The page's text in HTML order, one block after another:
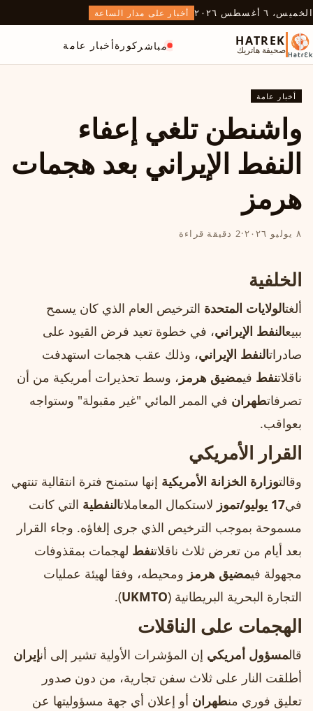
الخميس، ٦ أغسطس ٢٠٢٦ أخبار على مدار الساعة
HATREK
صحيفة هاتريك مباشر كورةأخبار عامة
أخبار عامة
واشنطن تلغي إعفاء
النفط الإيراني بعد هجمات
هرمز
٨ يوليو ٢٠٢٦ ·2 دقيقة قراءة
الخلفية
ألغتالولايات المتحدة الترخيص العام الذي كان يسمح
ببيعالنفط الإيراني، في خطوة تعيد فرض القيود على
صادراتالنفط الإيراني، وذلك عقب هجمات استهدفت
ناقلاتنفط فيمضيق هرمز ، وسط تحذيرات أمريكية من أن
تصرفاتطهران في الممر المائي "غير مقبولة" وستواجه
بعواقب.
القرار الأمريكي
وقالتوزارة الخزانة الأمريكية إنها ستمنح فترة انتقالية تنتهي
في17 يوليو/تموز لاستكمال المعاملاتالنفطية التي كانت
مسموحة بموجب الترخيص الذي جرى إلغاؤه. وجاء القرار
بعد أيام من تعرض ثلاث ناقلاتنفط لهجمات بمقذوفات
مجهولة فيمضيق هرمز ومحيطه، وفقا لهيئة عمليات
التجارة البحرية البريطانية (UKMTO
).
الهجمات على الناقلات
قالمسؤول أمريكي إن المؤشرات الأولية تشير إلى أنإيران
أطلقت النار على ثلاث سفن تجارية، من دون صدور
تعليق فوري منطهران أو إعلان أي جهة مسؤوليتها عن